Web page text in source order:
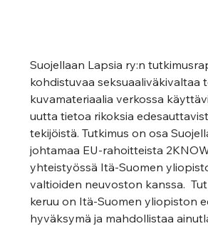
Suojellaan Lapsia ry:n
kohdistuvaa seksuaaliväkivaltaa
kuvamateriaalia verkossa
uutta tietoa rikoksia
tekijöistä. Tutkimus on osa
johtamaa EU-rahoitteista
yhteistyössä Itä-Suomen
valtioiden neuvoston kanssa.
keruu on Itä-Suomen yliopiston
hyväksymä ja mahdollistaa